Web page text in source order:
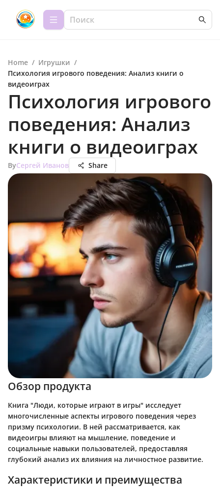
Home / Игрушки /
Психология игрового поведения: Анализ книги о
видеоиграх
Психология игрового
поведения: Анализ
книги о видеоиграх
ByСергей Иванов Share
Обзор продукта
Книга "Люди, которые играют в игры" исследует
многочисленные аспекты игрового поведения через
призму психологии. В ней рассматривается, как
видеоигры влияют на мышление, поведение и
социальные навыки пользователей, предоставляя
глубокий анализ их влияния на личностное развитие.
Характеристики и преимущества